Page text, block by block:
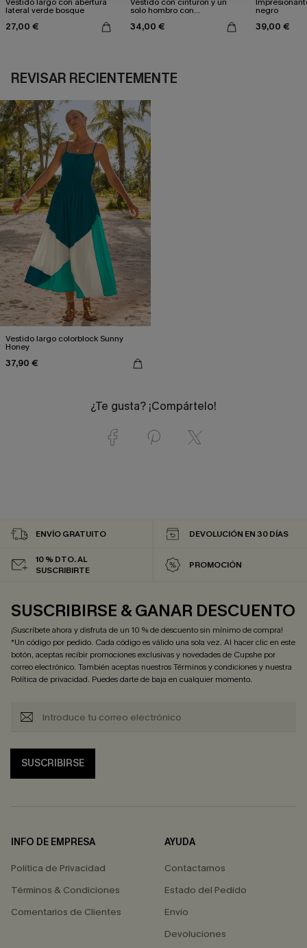
lateral verde bosque
27,00 €
solo hombro con
34,00 €
negro
39,00 €
REVISAR RECIENTEMENTE
Vestido largo colorblock Sunny
Honey
37,90 €
¿Te gusta? ¡Compártelo!
ENVÍO GRATUITO DEVOLUCIÓN EN 30 DÍAS
10 % DTO. AL
SUSCRIBIRTE
PROMOCIÓN
SUSCRIBIRSE & GANAR DESCUENTO
¡Suscríbete ahora y disfruta de un 10 % de descuento sin mínimo de compra!
*Un código por pedido. Cada código es válido una sola vez. Al hacer clic en este
botón, aceptas recibir promociones exclusivas y novedades de Cupshe por
correo electrónico. También aceptas nuestrosTérminos y condicionesy nuestra
Política de privacidad. Puedes darte de baja en cualquier momento.
SUSCRIBIRSE
INFO DE EMPRESA
Política de Privacidad
Términos & Condiciones
Comentarios de Clientes
AYUDA
Contactarnos
Estado del Pedido
Envío
Devoluciones